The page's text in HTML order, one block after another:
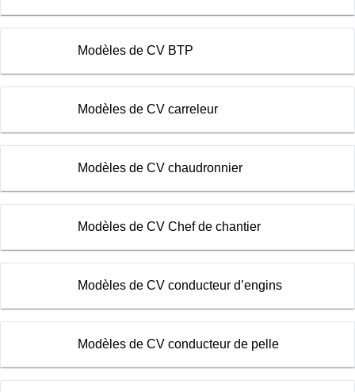
Modèles de CV BTP
Modèles de CV carreleur
Modèles de CV chaudronnier
Modèles de CV Chef de chantier
Modèles de CV conducteur d’engins
Modèles de CV conducteur de pelle